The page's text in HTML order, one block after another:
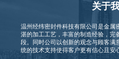
关于
温州经纬密封件科技有限公司是金属
湛的加工工艺，丰富的制造经验，完
段。同时公司以创新的观念与顾客满
统的技术支持使得客户更有信心且安